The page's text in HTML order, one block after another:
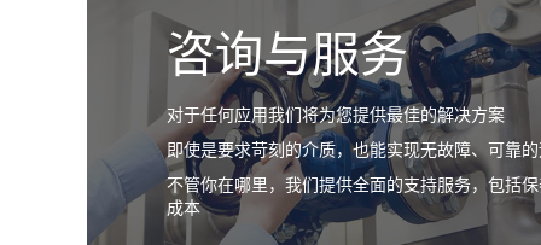
咨询与服务
对于任何应用我们将为您提供最佳的解决方案
即使是要求苛刻的介质，也能实现无故障、可靠
不管你在哪里，我们提供全面的支持服务，包括
成本